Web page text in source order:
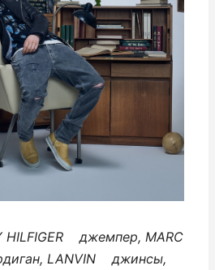
HILFIGER джемпер, MARC
LANVIN джинсы,